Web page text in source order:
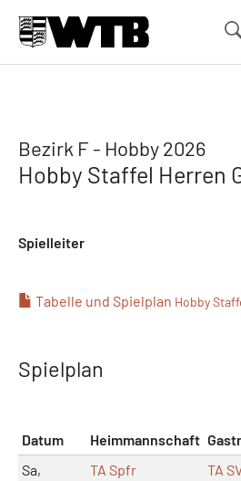
Bezirk F - Hobby 2026
Hobby Staffel Herren
Spielleiter
Tabelle und Spielplan Hobby
Spielplan
Datum Heimmannschaft
Sa,
TA Spfr
TA